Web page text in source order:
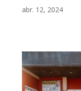
abr. 12, 2024